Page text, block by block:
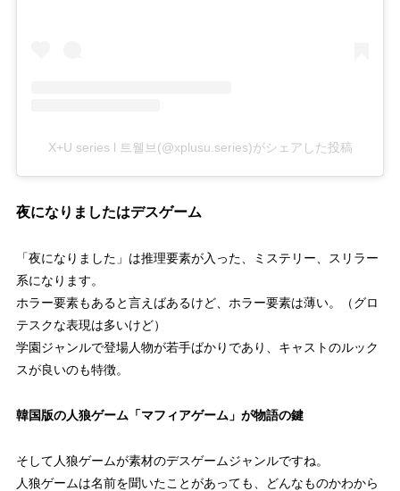
X+U series l 트웰브(@xplusu.series)がシェアした投稿
夜になりましたはデスゲーム
「夜になりました」は推理要素が入った、ミステリー、スリラー
系になります。
ホラー要素もあると言えばあるけど、ホラー要素は薄い。（グロ
テスクな表現は多いけど）
学園ジャンルで登場人物が若手ばかりであり、キャストのルック
スが良いのも特徴。
韓国版の人狼ゲーム「マフィアゲーム」が物語の鍵
そして人狼ゲームが素材のデスゲームジャンルですね。
人狼ゲームは名前を聞いたことがあっても、どんなものかわから